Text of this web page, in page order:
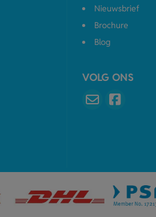
Nieuwsbrief
Brochure
Blog
VOLG ONS